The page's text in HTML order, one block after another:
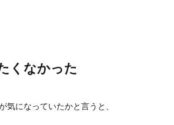
くなかった
気になっていたかと言うと、